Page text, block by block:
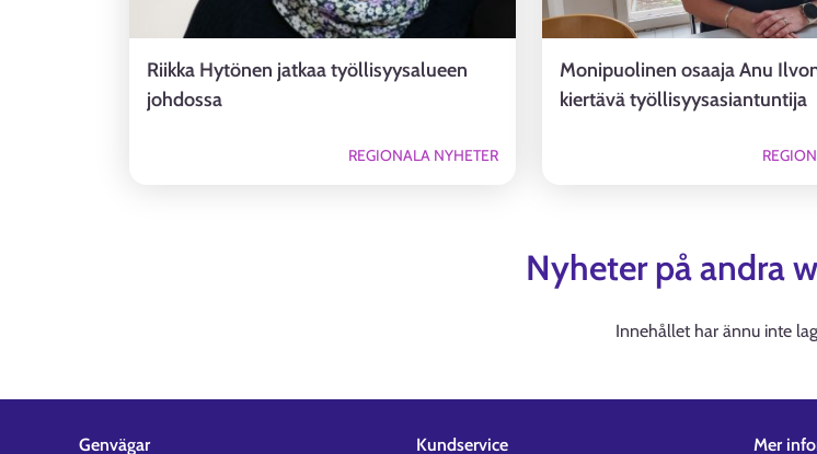
Riikka Hytönen jatkaa työllisyysalueen
johdossa
REGIONALA NYHETER
Monipuolinen osaaja Anu
kiertävä työllisyysasiantuntija
Nyheter på andra
Innehållet har ännu inte
Genvägar Kundservice Mer